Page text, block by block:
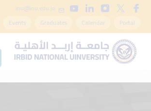
inu@inu.edu.jo
Portal
Calendar
Graduates
Events